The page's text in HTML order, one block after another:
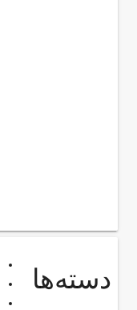
دسته‌ها